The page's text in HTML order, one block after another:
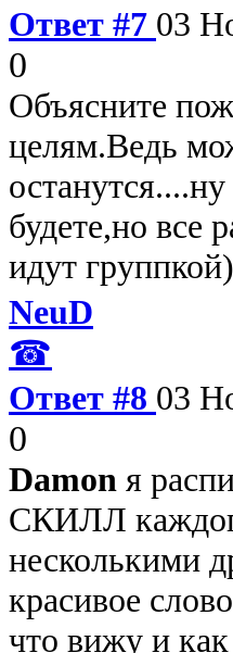
Ответ #7 03
0
Объясните
целям.Ведь
будете,но все
идут
NeuD
☎
Ответ #8 03
0
Damon я
СКИЛЛ
несколькими
красивое
что вижу и